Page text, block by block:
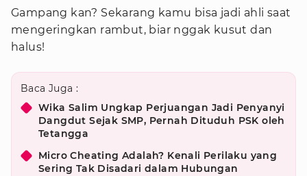
Gampang kan? Sekarang kamu bisa jadi ahli saat
mengeringkan rambut, biar nggak kusut dan
halus!
Baca Juga :
Wika Salim Ungkap Perjuangan Jadi Penyanyi
Dangdut Sejak SMP, Pernah Dituduh PSK oleh
Tetangga
Micro Cheating Adalah? Kenali Perilaku yang
Sering Tak Disadari dalam Hubungan